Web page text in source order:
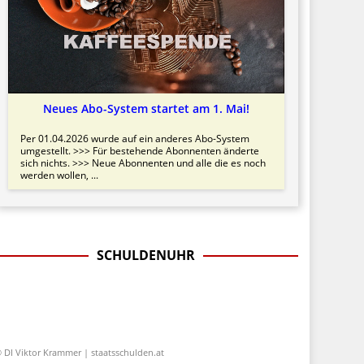
Neues Abo-System startet am 1. Mai!
Per 01.04.2026 wurde auf ein anderes Abo-System
umgestellt. >>> Für bestehende Abonnenten änderte
sich nichts. >>> Neue Abonnenten und alle die es noch
werden wollen, ...
SCHULDENUHR
DI Viktor Krammer | staatsschulden.at